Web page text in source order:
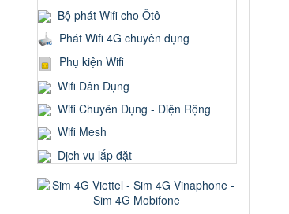
Bộ phát Wifi cho Ôtô
Phát Wifi 4G chuyên dụng
Phụ kiện Wifi
Wifi Dân Dụng
Wifi Chuyên Dụng - Diện Rộng
Wifi Mesh
Dịch vụ lắp đặt